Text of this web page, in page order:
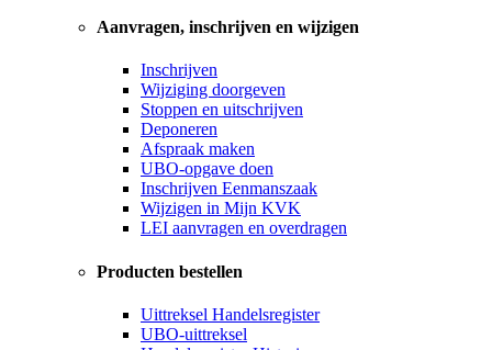
Aanvragen, inschrijven en wijzigen
Inschrijven
Wijziging doorgeven
Stoppen en uitschrijven
Deponeren
Afspraak maken
UBO-opgave doen
Inschrijven Eenmanszaak
Wijzigen in Mijn KVK
LEI aanvragen en overdragen
Producten bestellen
Uittreksel Handelsregister
UBO-uittreksel